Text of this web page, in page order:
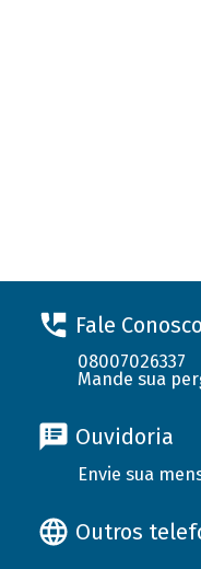
Fale Conosco
08007026337
Mande sua
Ouvidoria
Envie sua
Outros